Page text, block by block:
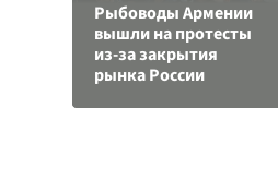
Рыбоводы Армении
вышли на протесты
из-за закрытия
рынка России